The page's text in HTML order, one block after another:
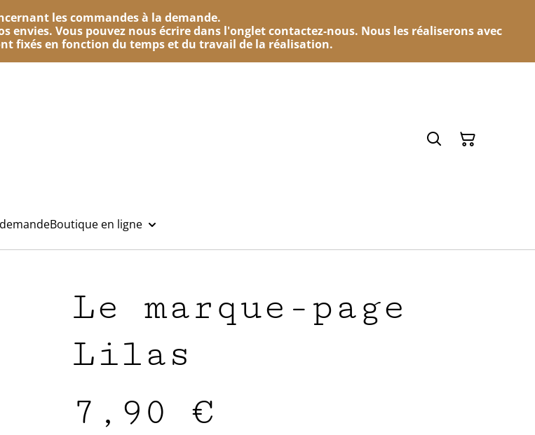
les commandes à la demande.
envies. Vous pouvez nous écrire dans l'onglet contactez-nous. Nous les réaliserons avec
fixés en fonction du temps et du travail de la réalisation.
Boutique en ligne
Le marque-page
Lilas
7,90 €